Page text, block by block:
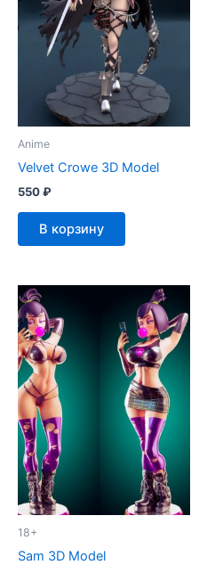
Anime
Velvet Crowe 3D Model
550₽
В корзину
18+
Sam 3D Model